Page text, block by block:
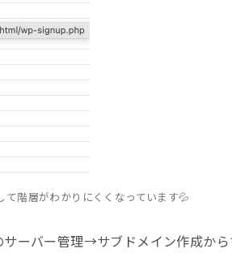
階層がわかりにくくなっています💦
ーバー管理→サブドメイン作成か